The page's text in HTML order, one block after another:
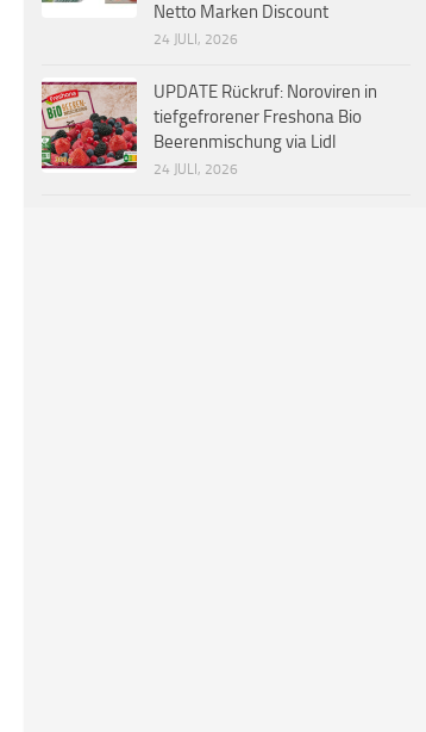
Netto Marken Discount
24 JULI, 2026
UPDATE Rückruf: Noroviren in
tiefgefrorener Freshona Bio
Beerenmischung via Lidl
24 JULI, 2026